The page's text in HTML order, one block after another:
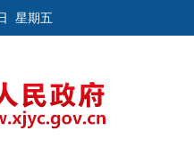
星期五